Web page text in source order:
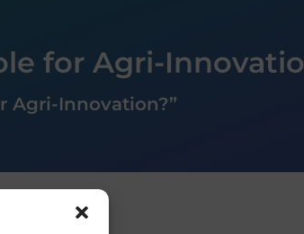
for Agri-
Agri-Innovation?”